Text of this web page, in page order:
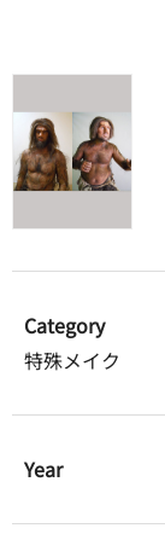
Category
特殊メイク
Year